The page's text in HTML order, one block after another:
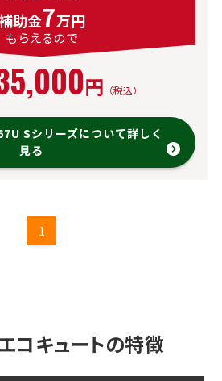
助金7万円
もらえるので
円 （税込）
Sシリーズについて詳しく
見る
1
コキュートの特徴